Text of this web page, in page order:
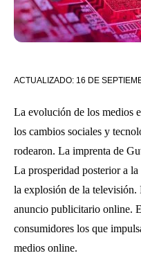
ACTUALIZADO: 16 DE
La evolución de los medios
los cambios sociales y
rodearon. La imprenta de
La prosperidad posterior a
la explosión de la
anuncio publicitario online.
consumidores los que
medios online.